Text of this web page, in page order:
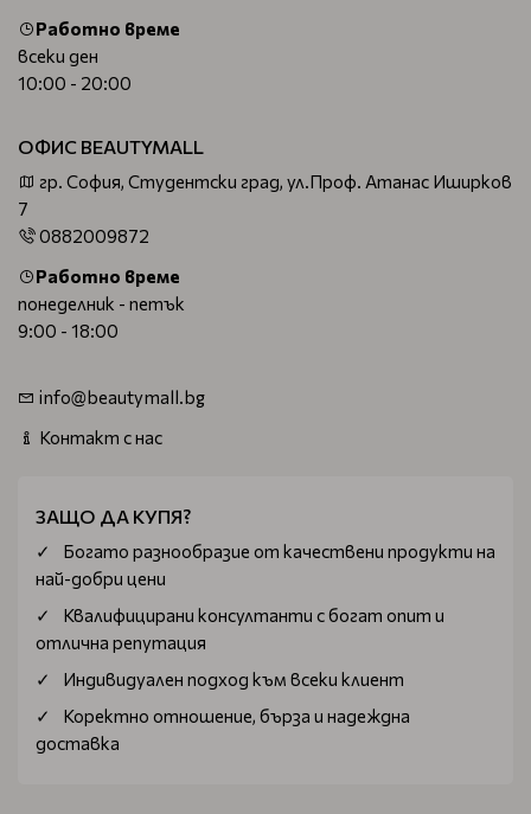
Работно време
всеки ден
10:00 - 20:00
ОФИС BEAUTYMALL
гр. София, Студентски град, ул.Проф. Атанас Иширков
7
0882009872
Работно време
понеделник - петък
9:00 - 18:00
info@beautymall.bg
Контакт с нас
ЗАЩО ДА КУПЯ?
Богатo разнообразие от качествени продукти на
най-добри цени
Квалифицирани консултанти с богат опит и
отлична репутация
Индивидуален подход към всеки клиент
Коректно отношение, бърза и надеждна
доставка